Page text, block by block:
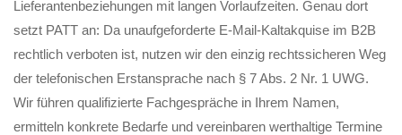
Lieferantenbeziehungen mit langen Vorlaufzeiten. Genau dort
setzt PATT an: Da unaufgeforderte E-Mail-Kaltakquise im B2B
rechtlich verboten ist, nutzen wir den einzig rechtssicheren Weg
der telefonischen Erstansprache nach § 7 Abs. 2 Nr. 1 UWG.
Wir führen qualifizierte Fachgespräche in Ihrem Namen,
ermitteln konkrete Bedarfe und vereinbaren werthaltige Termine